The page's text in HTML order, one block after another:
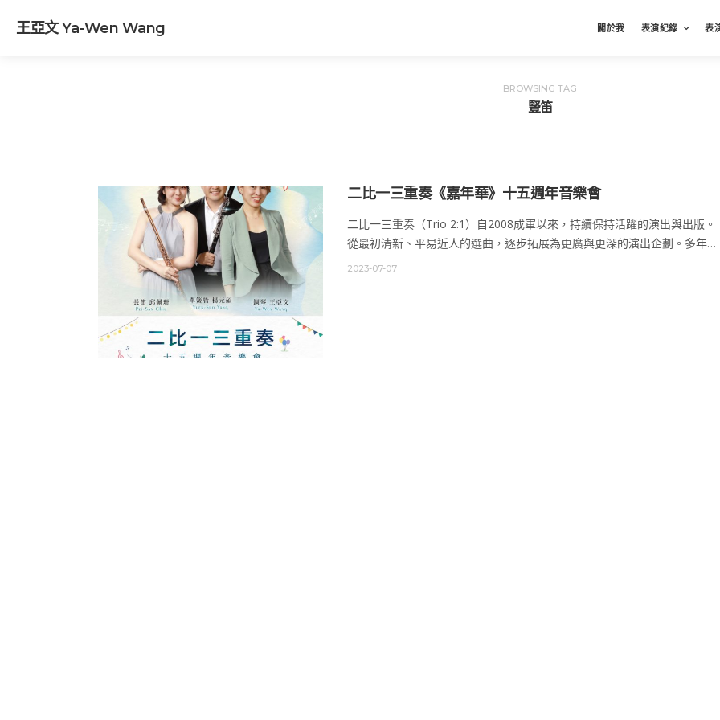
王亞文 Ya-Wen Wang 關於我 表演紀錄 表
BROWSING TAG
豎笛
二比一三重奏《嘉年華》十五週年音樂會
二比一三重奏（Trio 2:1）自2008成軍以來，持續保持活躍的演出與出版。
從最初清新、平易近人的選曲，逐步拓展為更廣與更深的演出企劃。多年…
2023-07-07